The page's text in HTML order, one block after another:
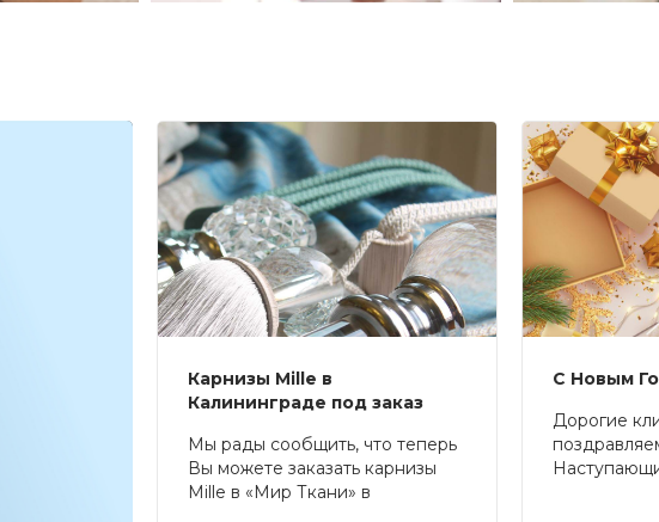
Карнизы Mille в
Калининграде под заказ
Мы рады сообщить, что теперь
Вы можете заказать карнизы
Mille в «Мир Ткани» в
С Новым
Дорогие